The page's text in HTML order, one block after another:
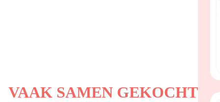
VAAK SAMEN GEKOCHT